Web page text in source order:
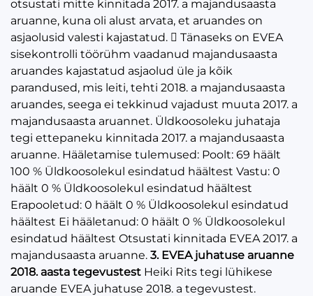
otsustati mitte kinnitada 2017. a majandusaasta
aruanne, kuna oli alust arvata, et aruandes on
asjaolusid valesti kajastatud.  Tänaseks on EVEA
sisekontrolli töörühm vaadanud majandusaasta
aruandes kajastatud asjaolud üle ja kõik
parandused, mis leiti, tehti 2018. a majandusaasta
aruandes, seega ei tekkinud vajadust muuta 2017. a
majandusaasta aruannet. Üldkoosoleku juhataja
tegi ettepaneku kinnitada 2017. a majandusaasta
aruanne. Hääletamise tulemused: Poolt: 69 häält
100 % Üldkoosolekul esindatud häältest Vastu: 0
häält 0 % Üldkoosolekul esindatud häältest
Erapooletud: 0 häält 0 % Üldkoosolekul esindatud
häältest Ei hääletanud: 0 häält 0 % Üldkoosolekul
esindatud häältest Otsustati kinnitada EVEA 2017. a
majandusaasta aruanne. 3. EVEA juhatuse aruanne
2018. aasta tegevustest Heiki Rits tegi lühikese
aruande EVEA juhatuse 2018. a tegevustest.